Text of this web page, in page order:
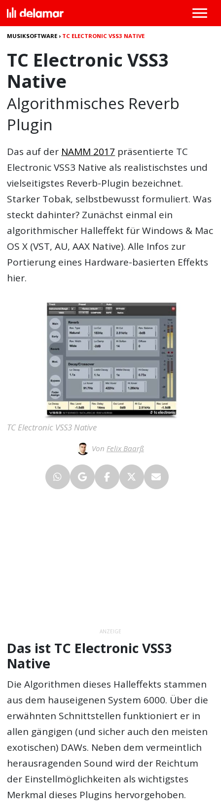
MUSIKSOFTWARE › TC ELECTRONIC VSS3 NATIVE
TC Electronic VSS3
Native
Algorithmisches Reverb
Plugin
Das auf der NAMM 2017 präsentierte TC
Electronic VSS3 Native als realistischstes und
vielseitigstes Reverb-Plugin bezeichnet.
Starker Tobak, selbstbewusst formuliert. Was
steckt dahinter? Zunächst einmal ein
algorithmischer Halleffekt für Windows & Mac
OS X (VST, AU, AAX Native). Alle Infos zur
Portierung eines Hardware-basierten Effekts
hier.
TC Electronic VSS3 Native
Von Felix Baarß
ANZEIGE
Das ist TC Electronic VSS3
Native
Die Algorithmen dieses Halleffekts stammen
aus dem hauseigenen System 6000. Über die
erwähnten Schnittstellen funktioniert er in
allen gängigen (und sicher auch den meisten
exotischen) DAWs. Neben dem vermeintlich
herausragenden Sound wird der Reichtum
der Einstellmöglichkeiten als wichtigstes
Merkmal dieses Plugins hervorgehoben.